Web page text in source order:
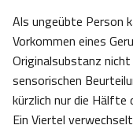
Als ungeübte Person
Vorkommen eines
Originalsubstanz
sensorischen
kürzlich nur die Hälfte
Ein Viertel